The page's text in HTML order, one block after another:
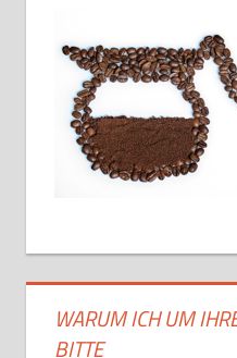
WARUM ICH UM
BITTE